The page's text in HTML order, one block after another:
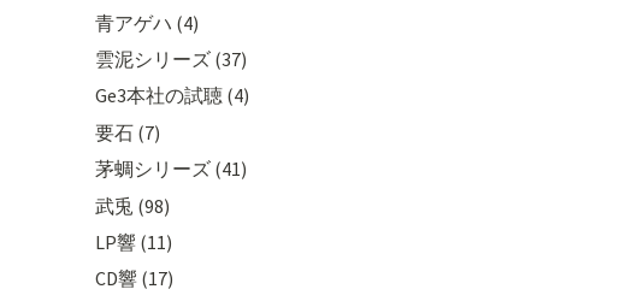
青アゲハ (4)
雲泥シリーズ (37)
Ge3本社の試聴 (4)
要石 (7)
茅蜩シリーズ (41)
武兎 (98)
LP響 (11)
CD響 (17)